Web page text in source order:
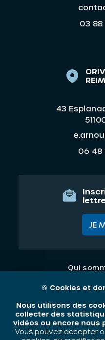
03 88
43
06 48
JE
Qui
Nos
🍪 Cookies et
Nous utilisons des
collecter des
vidéos ou encore nous
Vous pouvez accepter